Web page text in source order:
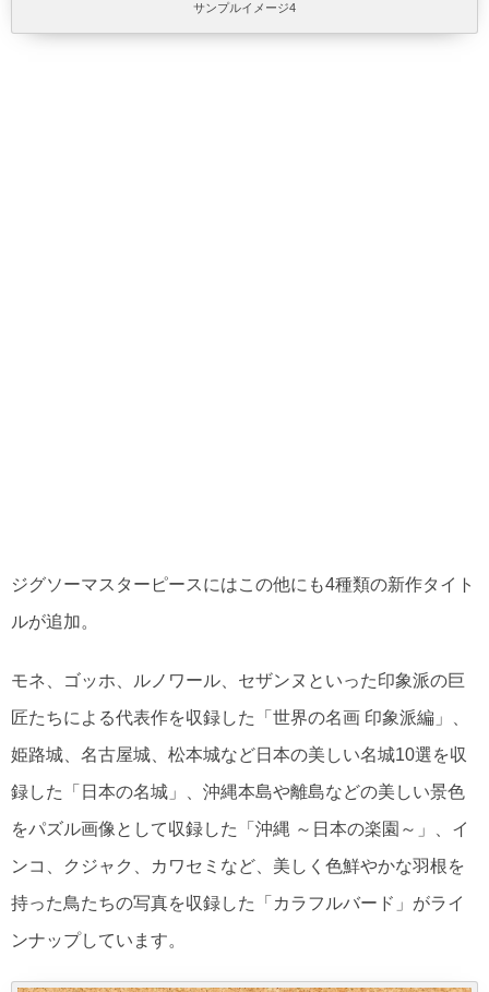
サンプルイメージ4
ジグソーマスターピースにはこの他にも4種類の新作タイト
ルが追加。
モネ、ゴッホ、ルノワール、セザンヌといった印象派の巨
匠たちによる代表作を収録した「世界の名画 印象派編」、
姫路城、名古屋城、松本城など日本の美しい名城10選を収
録した「日本の名城」、沖縄本島や離島などの美しい景色
をパズル画像として収録した「沖縄 ～日本の楽園～」、イ
ンコ、クジャク、カワセミなど、美しく色鮮やかな羽根を
持った鳥たちの写真を収録した「カラフルバード」がライ
ンナップしています。